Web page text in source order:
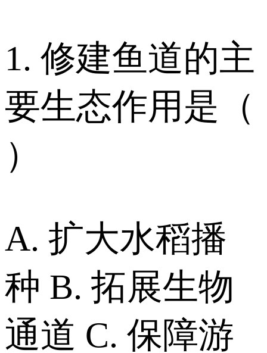
1. 修建鱼道的主
要生态作用是（
）
A. 扩大水稻播
种 B. 拓展生物
通道 C. 保障游